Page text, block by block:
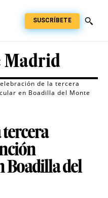
SUSCRÍBETE
Madrid
de la tercera
en Boadilla del Monte
Boadilla del